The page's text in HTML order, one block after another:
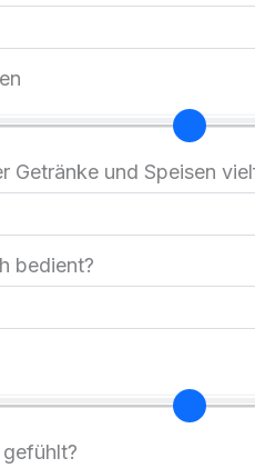
Getränke und Speisen
bedient?